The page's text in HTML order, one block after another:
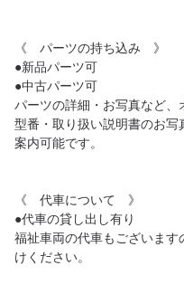
《　パーツの持ち込み　》
●新品パーツ可
●中古パーツ可
パーツの詳細・お写真など、
型番・取り扱い説明書のお
案内可能です。
《　代車について　》
●代車の貸し出し有り
福祉車両の代車もございま
けください。